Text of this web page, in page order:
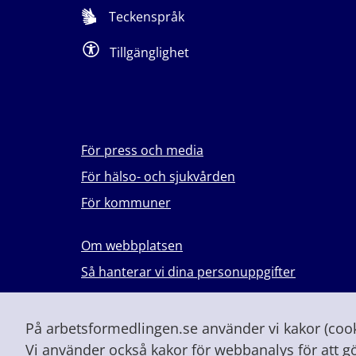
På arbetsformedlingen.se använder vi kakor
Vi använder också kakor för webbanalys för att
Teckenspråk
Tillgänglighet
För press och media
För hälso- och sjukvården
För kommuner
Om webbplatsen
Så hanterar vi dina personuppgifter
Lever du med våld i en nära relation?
Vid höjd beredskap och krig